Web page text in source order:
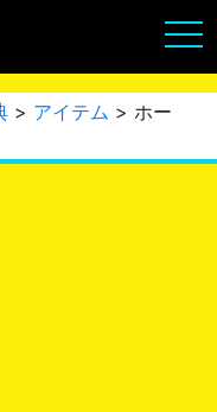
> アイテム > ホー